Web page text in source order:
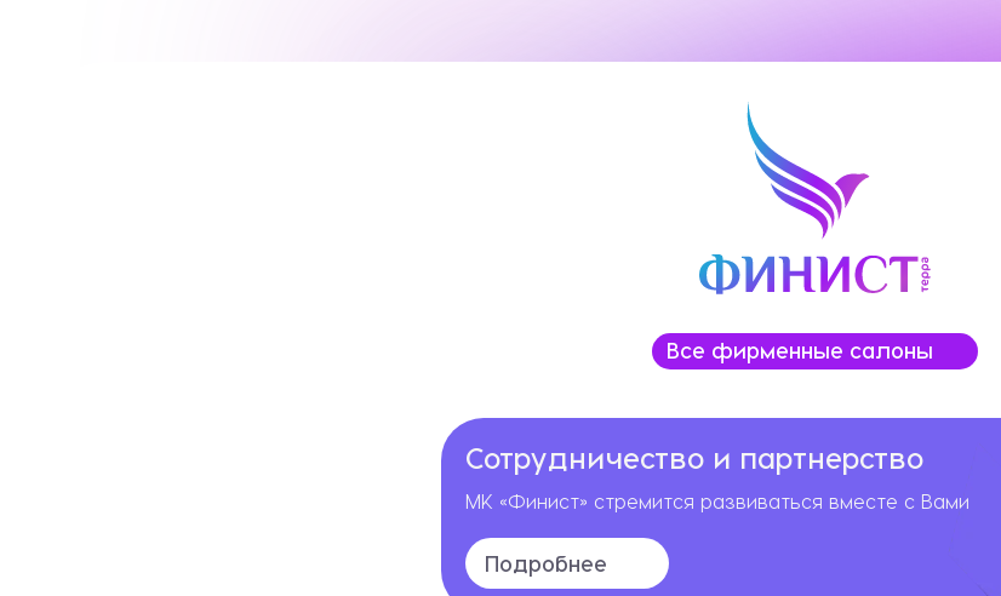
Все фирменные салоны
Сотрудничество и партнерство
МК «Финист» стремится развиваться вместе с Вами
Подробнее